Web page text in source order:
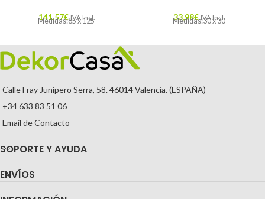
141,57€ IVA Incl.
Medidas:85 x 125 33,98€ IVA Incl.
Medidas:30 x 30
Calle Fray Junípero Serra, 58. 46014 Valencia. (ESPAÑA)
+34 633 83 51 06
Email de Contacto
SOPORTE Y AYUDA
ENVÍOS